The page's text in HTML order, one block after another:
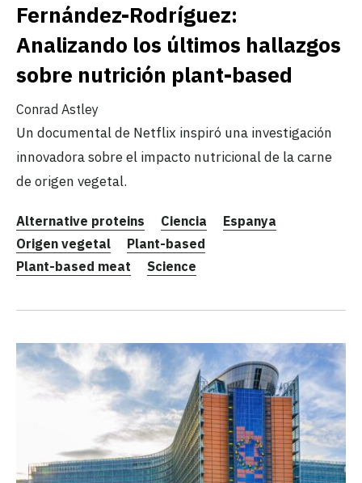
Fernández-Rodríguez:
Analizando los últimos hallazgos
sobre nutrición plant-based
Conrad Astley
Un documental de Netflix inspiró una investigación
innovadora sobre el impacto nutricional de la carne
de origen vegetal.
Alternative proteins Ciencia
Espanya
Origen vegetal
Plant-based
Plant-based meat
Science